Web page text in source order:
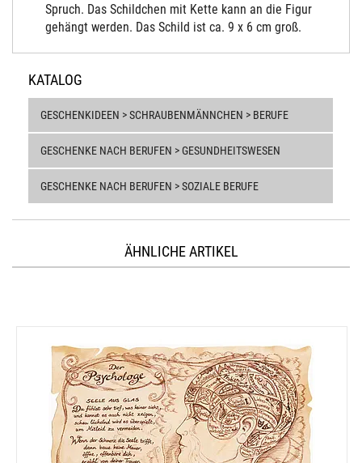
Spruch. Das Schildchen mit Kette kann an die Figur
gehängt werden. Das Schild ist ca. 9 x 6 cm groß.
KATALOG
GESCHENKIDEEN > SCHRAUBENMÄNNCHEN > BERUFE
GESCHENKE NACH BERUFEN > GESUNDHEITSWESEN
GESCHENKE NACH BERUFEN > SOZIALE BERUFE
ÄHNLICHE ARTIKEL